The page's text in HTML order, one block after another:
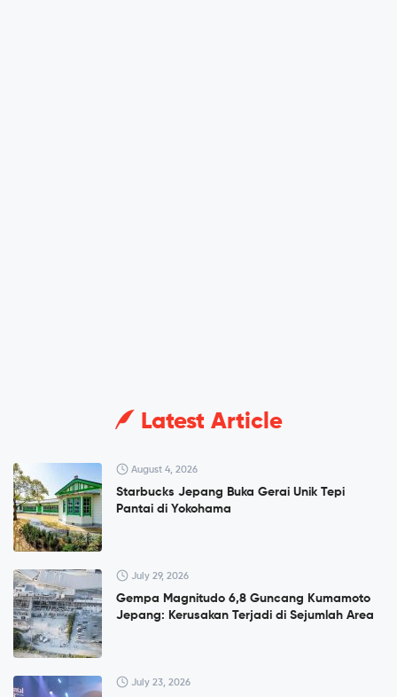
Latest Article
August 4, 2026
Starbucks Jepang Buka Gerai Unik Tepi
Pantai di Yokohama
July 29, 2026
Gempa Magnitudo 6,8 Guncang Kumamoto
Jepang: Kerusakan Terjadi di Sejumlah Area
July 23, 2026